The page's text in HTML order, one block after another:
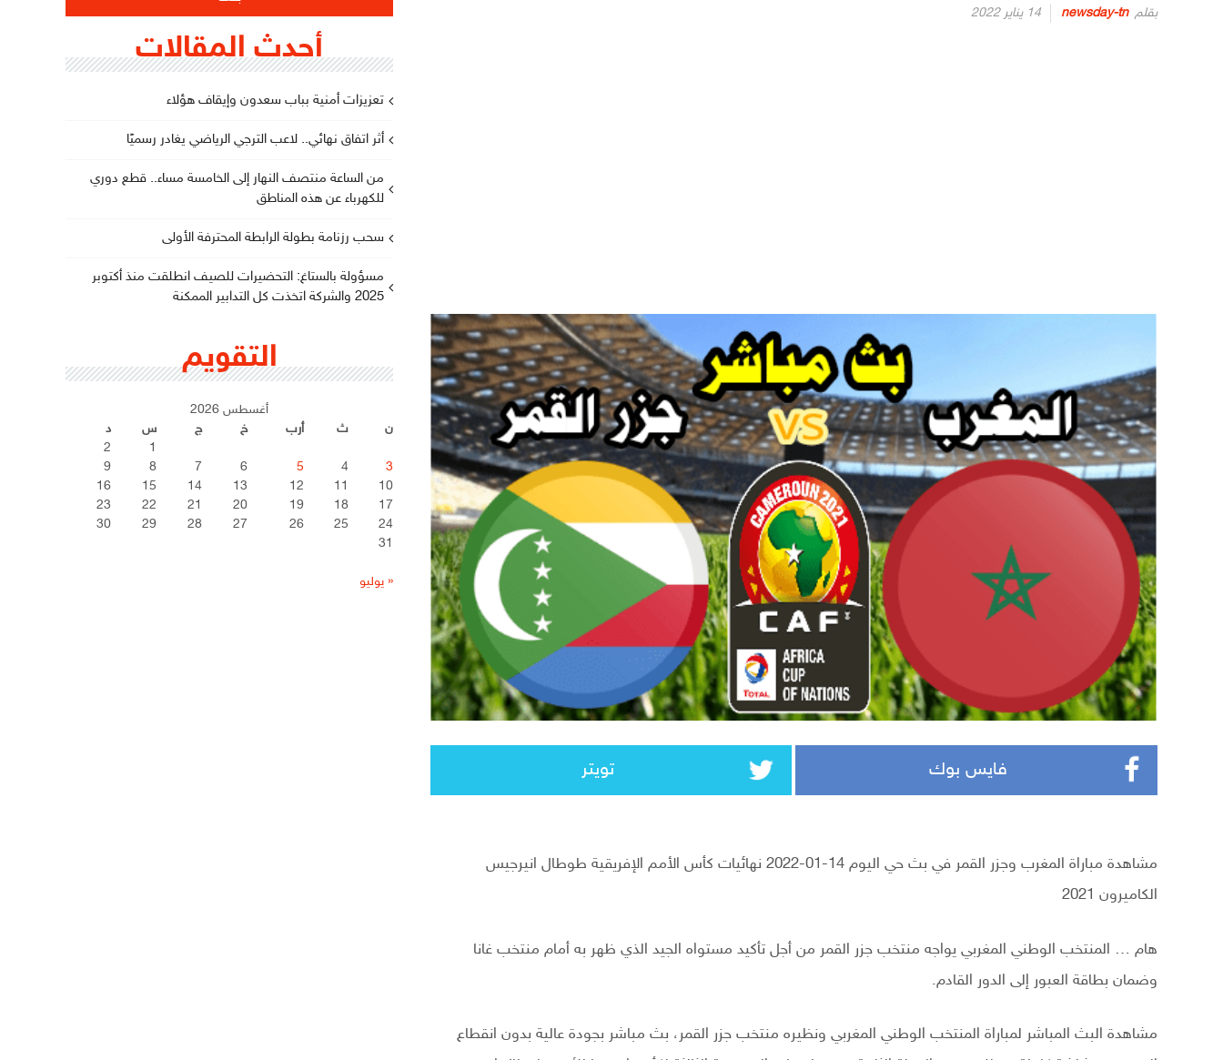
بقلم newsday-tn
Posted
14 يناير 2022
فايس بوك تويتر
مشاهدة مباراة المغرب وجزر القمر في بث حي اليوم 14-01-2022 نهائيات كأس الأمم الإفريقية طوطال انيرجيس
الكاميرون 2021
هام … المنتخب الوطني المغربي يواجه منتخب جزر القمر من أجل تأكيد مستواه الجيد الذي ظهر به أمام منتخب غانا
وضمان بطاقة العبور إلى الدور القادم.
مشاهدة البث المباشر لمباراة المنتخب الوطني المغربي ونظيره منتخب جزر القمر، بث مباشر بجودة عالية بدون انقطاع
أحدث المقالات
تعزيزات أمنية بباب سعدون وإيقاف هؤلاء
أثر اتفاق نهائي.. لاعب الترجي الرياضي يغادر رسميًا
من الساعة منتصف النهار إلى الخامسة مساء.. قطع دوري
للكهرباء عن هذه المناطق
سحب رزنامة بطولة الرابطة المحترفة الأولى
مسؤولة بالستاغ: التحضيرات للصيف انطلقت منذ أكتوبر
2025 والشركة اتخذت كل التدابير الممكنة
التقويم
أغسطس 2026
ن
ث أرب خ ج س
د
1
2
3
4
5
6
7
8
9
10
11
12
13
14
15
16
17
18
19
20
21
22
23
24
25
26
27
28
29
30
31
« يوليو